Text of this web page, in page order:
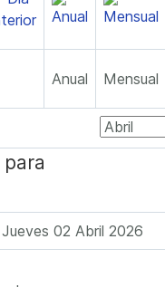
Anual Mensual
para
Jueves 02 Abril 2026